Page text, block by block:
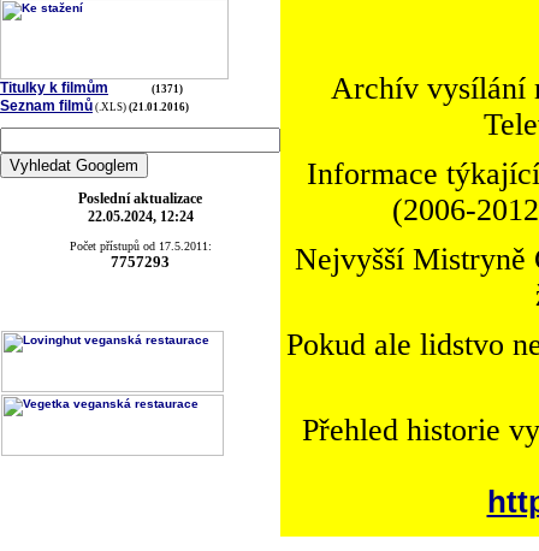
Titulky k filmům (1371)
Seznam filmů (.XLS) (21.01.2016)
Poslední aktualizace
22.05.2024, 12:24
Počet přístupů od 17.5.2011:
7757293
Archív vysílání
Informace
(2006-
Nejvyšší Mistryně
Pokud ale lidstvo
Přehled historie